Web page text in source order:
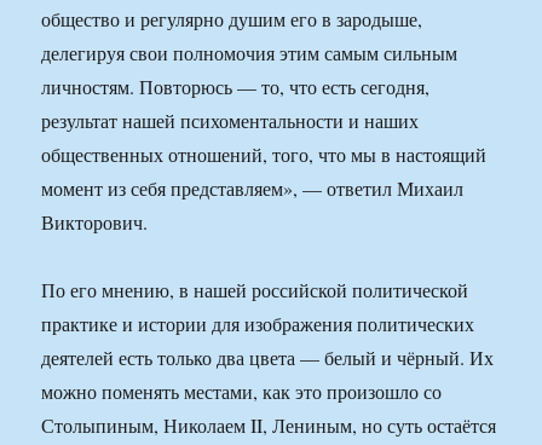
общество и регулярно душим его в зародыше,
делегируя свои полномочия этим самым сильным
личностям. Повторюсь — то, что есть сегодня,
результат нашей психоментальности и наших
общественных отношений, того, что мы в настоящий
момент из себя представляем», — ответил Михаил
Викторович.
По его мнению, в нашей российской политической
практике и истории для изображения политических
деятелей есть только два цвета — белый и чёрный. Их
можно поменять местами, как это произошло со
Столыпиным, Николаем II, Лениным, но суть остаётся